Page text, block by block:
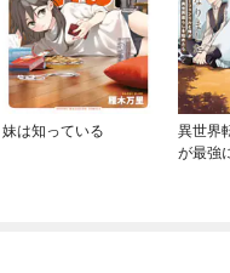
妹は知っている
異世界
が最強